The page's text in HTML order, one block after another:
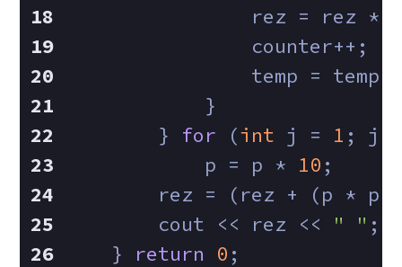
                rez = rez *
                counter++;
temp = temp
            }
        }
for (int j = 1 ; j
            p = p *
10 ;
rez = (rez + (p *
        cout << rez <<
" " ;
    }
return 0 ;